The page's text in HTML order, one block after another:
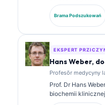
letnim staŜōm w
diagnostycznej.
chemii klinicznej i
Brama Podszukowań
EKSPERT
Hans Weber,
Profesōr medycyny
Prof. Dr Hans
biochemii
badaniach nad